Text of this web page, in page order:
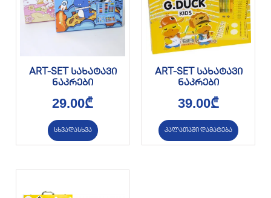
ART-SET სახატავი
ნაკრები
29.00₾
სხვადასხვა
ART-SET სახატავი
ნაკრები
39.00₾
კალათაში დამატება